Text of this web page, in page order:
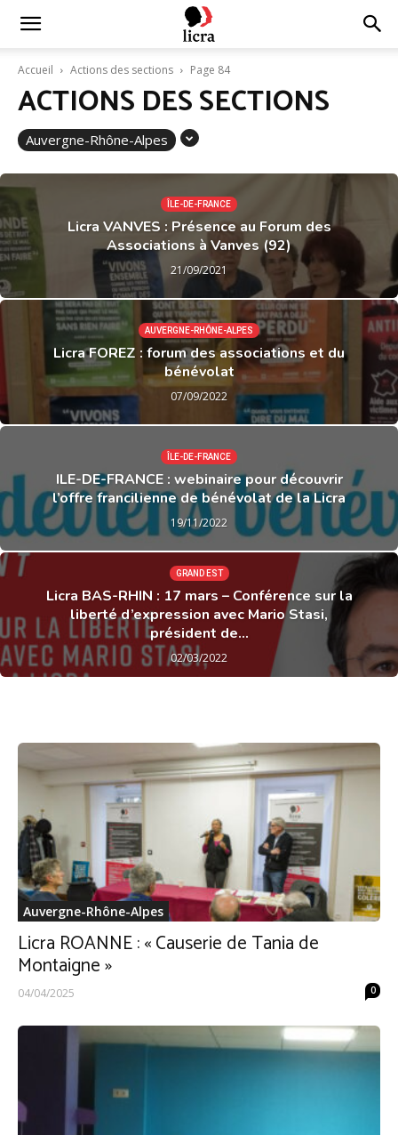
Licra
Antiraciste
depuis
Accueil Actions des sections Page 84
ACTIONS DES SECTIONS
Auvergne-Rhône-Alpes
ÎLE-DE-FRANCE
Licra VANVES : Présence au Forum des
Associations à Vanves (92)
21/09/2021
AUVERGNE-RHÔNE-ALPES
Licra FOREZ : forum des associations et du
bénévolat
07/09/2022
ÎLE-DE-FRANCE
ILE-DE-FRANCE : webinaire pour découvrir
l’offre francilienne de bénévolat de la Licra
19/11/2022
GRAND EST
Licra BAS-RHIN : 17 mars – Conférence sur la
liberté d’expression avec Mario Stasi,
président de...
02/03/2022
Auvergne-Rhône-Alpes
Licra ROANNE : « Causerie de Tania de
Montaigne »
04/04/2025 0